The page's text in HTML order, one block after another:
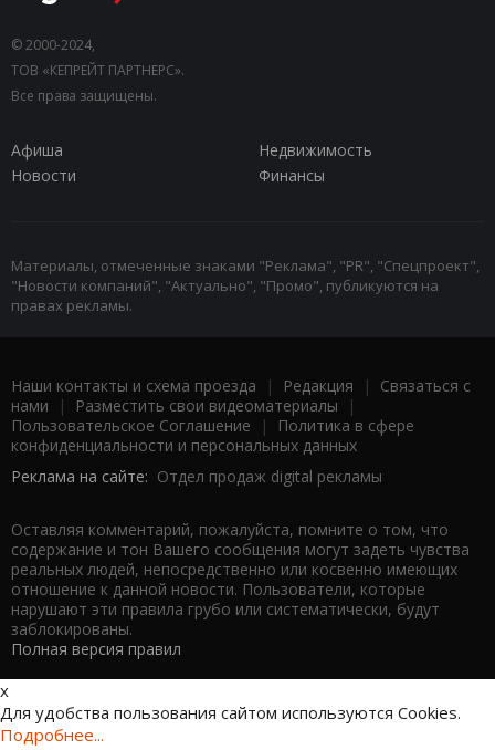
© 2000-2024,
ТОВ «КЕПРЕЙТ ПАРТНЕРС».
Все права защищены.
Афиша
Недвижимость
Новости
Финансы
Материалы, отмеченные знаками "Реклама", "PR", "Спецпроект",
"Новости компаний", "Актуально", "Промо", публикуются на
правах рекламы.
Наши контакты и схема проезда | Редакция | Связаться с
нами | Разместить свои видеоматериалы |
Пользовательское Соглашение |
Политика в сфере
конфиденциальности и персональных данных
Реклама на сайте: Отдел продаж digital рекламы
Оставляя комментарий, пожалуйста, помните о том, что
содержание и тон Вашего сообщения могут задеть чувства
реальных людей, непосредственно или косвенно имеющих
отношение к данной новости. Пользователи, которые
нарушают эти правила грубо или систематически, будут
заблокированы.
Полная версия правил
x
Для удобства пользования сайтом используются Cookies.
Подробнее...